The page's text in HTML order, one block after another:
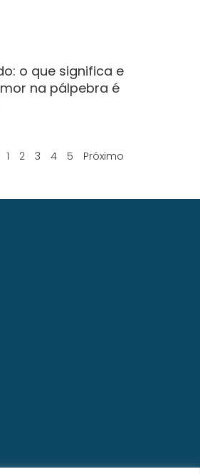
o que significa e
na pálpebra é
1 2 3 4 5 Próximo